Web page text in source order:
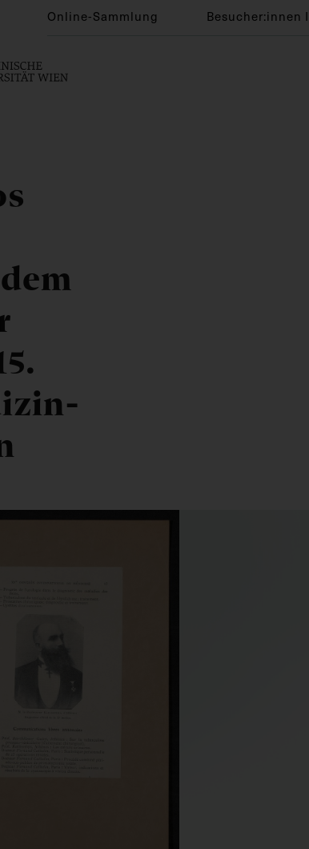
Online-Sammlung Besucher:innen